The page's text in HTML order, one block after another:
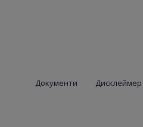
Документи Дисклеймер